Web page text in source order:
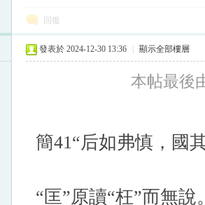
回復
發表於 2024-12-30 13:36 顯示全部樓層
本帖最後
簡41“后如弗慎，國
“匡”原讀“枉”而無說